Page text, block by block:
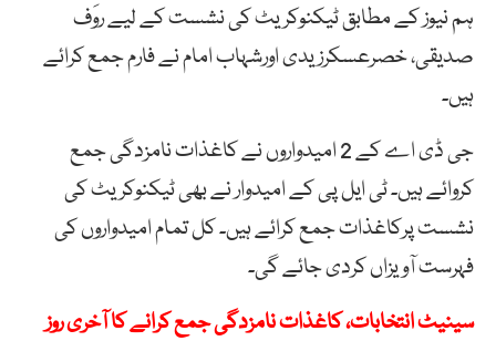
ہم نیوز کے مطابق ٹیکنوکریٹ کی نشست کے لیے روَف
صدیقی، خصرعسکرزیدی اورشہاب امام نے فارم جمع کرائے
ہیں۔
جی ڈی اے کے 2 امیدواروں نے کاغذات نامزدگی جمع
کروائے ہیں۔ ٹی ایل پی کے امیدوار نے بھی ٹیکنوکریٹ کی
نشست پرکاغذات جمع کرائے ہیں۔ کل تمام امیدواروں کی
فہرست آویزاں کردی جائے گی۔
سینیٹ انتخابات، کاغذات نامزدگی جمع کرانے کا آخری روز